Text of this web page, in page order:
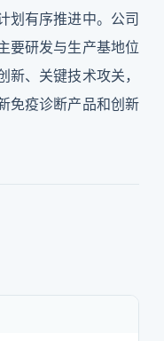
划有序推进中。公司
要研发与生产基地位
、关键技术攻关，
免疫诊断产品和创新